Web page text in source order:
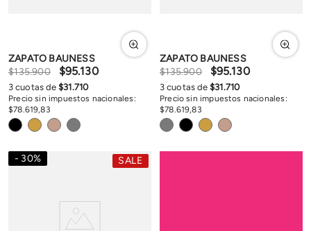
ZAPATO BAUNESS
$135.900 $95.130
Precio sin impuestos nacionales:
$78.619,83
3 cuotas de$31.710
ZAPATO BAUNESS
$135.900 $95.130
Precio sin impuestos nacionales:
$78.619,83
3 cuotas de$31.710
30% SALE